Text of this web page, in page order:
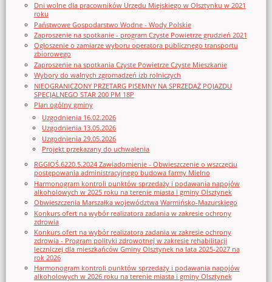
Dni wolne dla pracowników Urzędu Miejskiego w Olsztynku w 2021
roku
Państwowe Gospodarstwo Wodne - Wody Polskie
Zaproszenie na spotkanie - program Czyste Powietrze grudzień 2021
Ogłoszenie o zamiarze wyboru operatora publicznego transportu
zbiorowego
Zaproszenie na spotkania Czyste Powietrze Czyste Mieszkanie
Wybory do walnych zgromadzeń izb rolniczych
NIEOGRANICZONY PRZETARG PISEMNY NA SPRZEDAŻ POJAZDU
SPECJALNEGO STAR 200 PM 18P
Plan ogólny gminy
Uzgodnienia 16.02.2026
Uzgodnienia 13.05.2026
Uzgodnienia 29.05.2026
Projekt przekazany do uchwalenia
RGGIOŚ.6220.5.2024 Zawiadomienie - Obwieszczenie o wszczęciu
postępowania administracyjnego budowa farmy Mielno
Harmonogram kontroli punktów sprzedaży i podawania napojów
alkoholowych w 2025 roku na terenie miasta i gminy Olsztynek
Obwieszczenia Marszałka województwa Warmińsko-Mazurskiego
Konkurs ofert na wybór realizatora zadania w zakresie ochrony
zdrowia
Konkurs ofert na wybór realizatora zadania w zakresie ochrony
zdrowia - Program polityki zdrowotnej w zakresie rehabilitacji
leczniczej dla mieszkańców Gminy Olsztynek na lata 2025-2027 na
rok 2026
Harmonogram kontroli punktów sprzedaży i podawania napojów
alkoholowych w 2026 roku na terenie miasta i gminy Olsztynek